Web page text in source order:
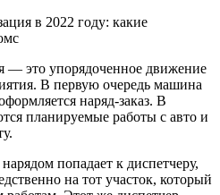
в 2022 году: какие
— это упорядоченное движение
В первую очередь машина
наряд-заказ. В
планируемые работы с авто и
попадает к диспетчеру,
на тот участок, который